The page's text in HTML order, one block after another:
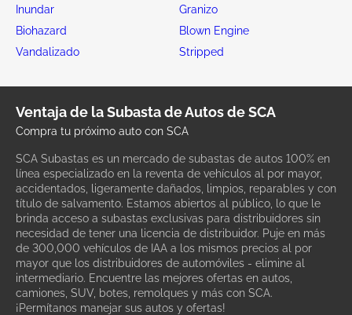
Inundar
Granizo
Biohazard
Blown Engine
Vandalizado
Stripped
Ventaja de la Subasta de Autos de SCA
Compra tu próximo auto con SCA
SCA Subastas es un mercado de subastas de autos 100% en
línea especializado en la reventa de vehículos al por mayor,
accidentados, ligeramente dañados, limpios, reparables y con
título de salvamento. Estamos abiertos al público, lo que le
brinda acceso a subastas exclusivas para distribuidores sin
necesidad de tener una licencia de distribuidor. Puje en más
de 300,000 vehículos de IAA a los mismos precios al por
mayor que los distribuidores de automóviles - elimine al
intermediario. Encuentre las mejores ofertas en autos,
camiones, SUV, botes, remolques y más con SCA.
¡Permítanos manejar sus autos y ofertas!